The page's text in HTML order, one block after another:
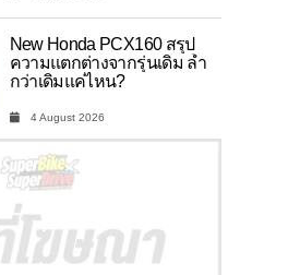
New Honda PCX160 สรุป
ความแตกต่างจากรุ่นเดิม ล้ำ
กว่าเดิมแค่ไหน?
4 August 2026